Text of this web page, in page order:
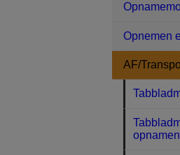
Opnemen
AF/